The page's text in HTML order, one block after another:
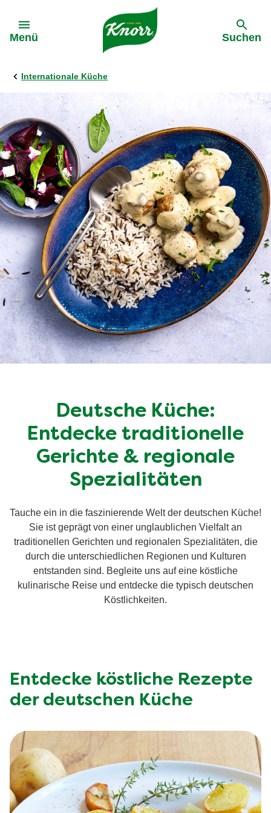
Menü Suchen
Internationale Küche
Deutsche Küche:
Entdecke traditionelle
Gerichte & regionale
Spezialitäten
Tauche ein in die faszinierende Welt der deutschen Küche!
Sie ist geprägt von einer unglaublichen Vielfalt an
traditionellen Gerichten und regionalen Spezialitäten, die
durch die unterschiedlichen Regionen und Kulturen
entstanden sind. Begleite uns auf eine köstliche
kulinarische Reise und entdecke die typisch deutschen
Köstlichkeiten.
Entdecke köstliche Rezepte
der deutschen Küche